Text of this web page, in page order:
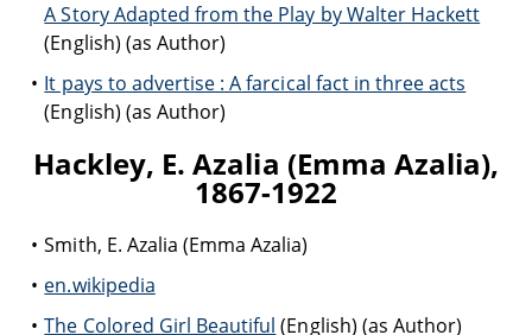
A Story Adapted from the Play by Walter Hackett
(English) (as Author)
It pays to advertise : A farcical fact in three acts
(English) (as Author)
Hackley, E. Azalia (Emma Azalia),
1867-1922
Smith, E. Azalia (Emma Azalia)
en.wikipedia
The Colored Girl Beautiful (English) (as Author)